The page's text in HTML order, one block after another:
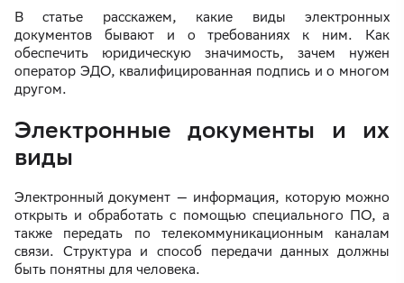
В статье расскажем, какие виды электронных
документов бывают и о требованиях к ним. Как
обеспечить юридическую значимость, зачем нужен
оператор ЭДО, квалифицированная подпись и о многом
другом.
Электронные документы и их
виды
Электронный документ — информация, которую можно
открыть и обработать с помощью специального ПО, а
также передать по телекоммуникационным каналам
связи. Структура и способ передачи данных должны
быть понятны для человека.